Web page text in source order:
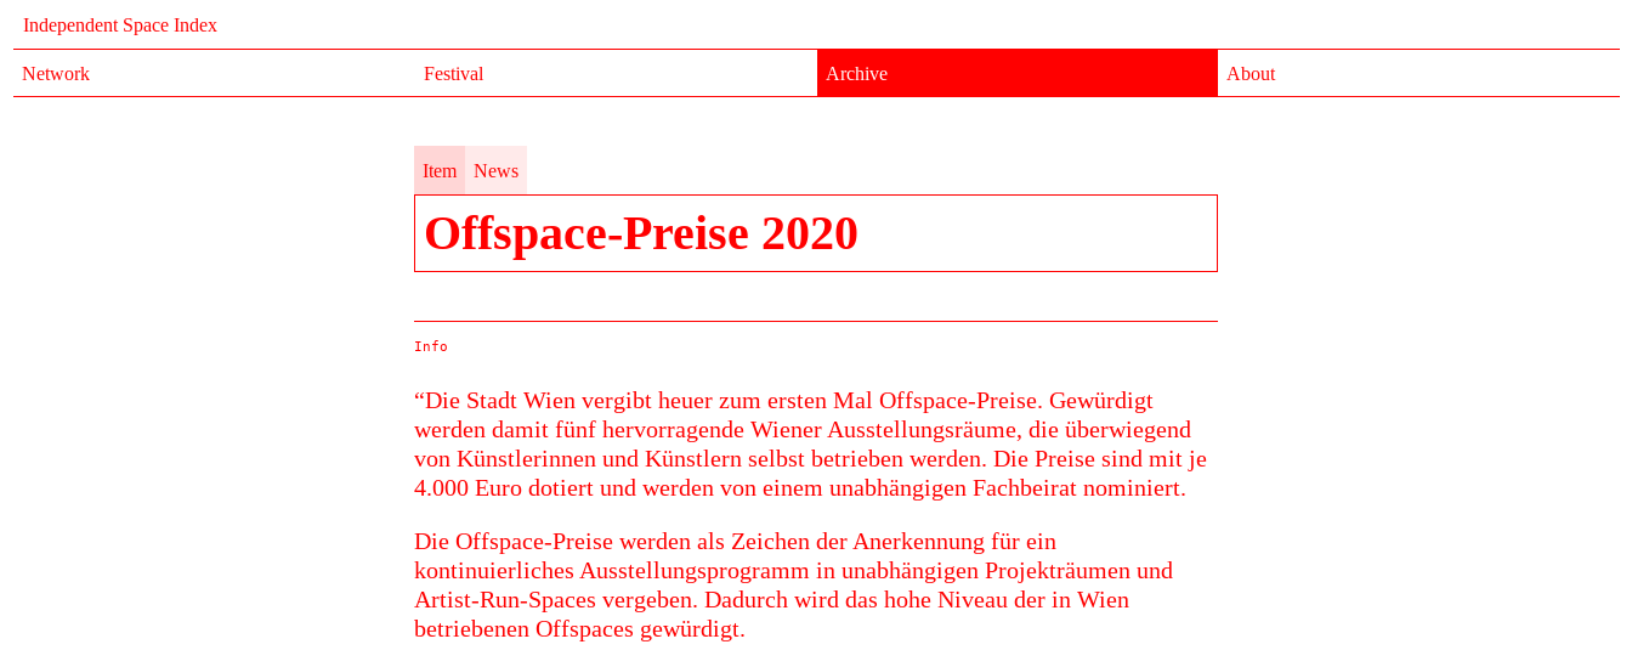
Independent Space Index
Network Festival Archive About
Item News
Offspace-Preise 2020
Info
“Die Stadt Wien vergibt heuer zum ersten Mal Offspace-Preise. Gewürdigt
werden damit fünf hervorragende Wiener Ausstellungsräume, die überwiegend
von Künstlerinnen und Künstlern selbst betrieben werden. Die Preise sind mit je
4.000 Euro dotiert und werden von einem unabhängigen Fachbeirat nominiert.
Die Offspace-Preise werden als Zeichen der Anerkennung für ein
kontinuierliches Ausstellungsprogramm in unabhängigen Projekträumen und
Artist-Run-Spaces vergeben. Dadurch wird das hohe Niveau der in Wien
betriebenen Offspaces gewürdigt.